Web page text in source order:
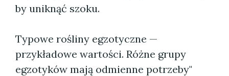
by uniknąć szoku.
Typowe rośliny egzotyczne —
przykładowe wartości. Różne grupy
egzotyków mają odmienne potrzeby"